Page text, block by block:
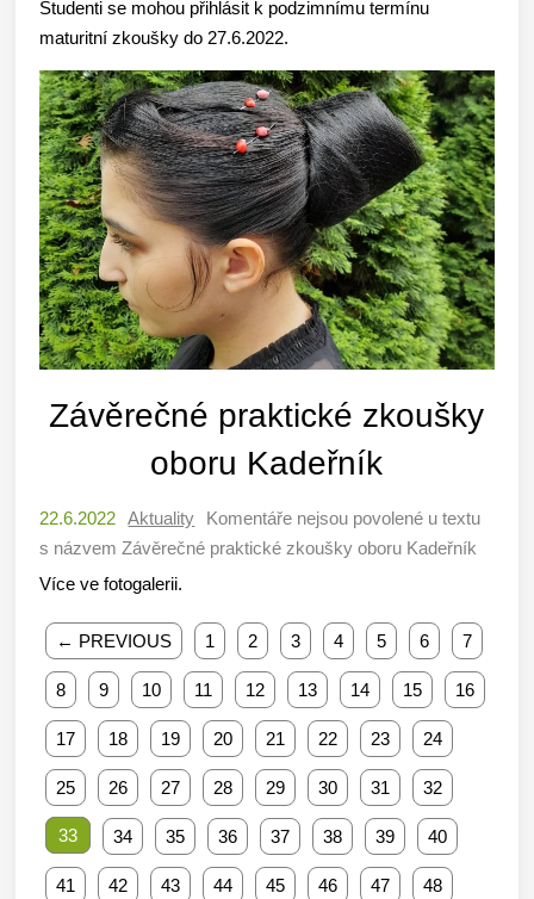
Studenti se mohou přihlásit k podzimnímu termínu
maturitní zkoušky do 27.6.2022.
Závěrečné praktické zkoušky
oboru Kadeřník
22.6.2022 Aktuality Komentáře nejsou povolené u textu
s názvem Závěrečné praktické zkoušky oboru Kadeřník
Více ve fotogalerii.
← PREVIOUS 1 2 3 4 5 6 7
8 9 10 11 12 13 14 15 16
17 18 19 20 21 22 23 24
25 26 27 28 29 30 31 32
33 34 35 36 37 38 39 40
41 42 43 44 45 46 47 48